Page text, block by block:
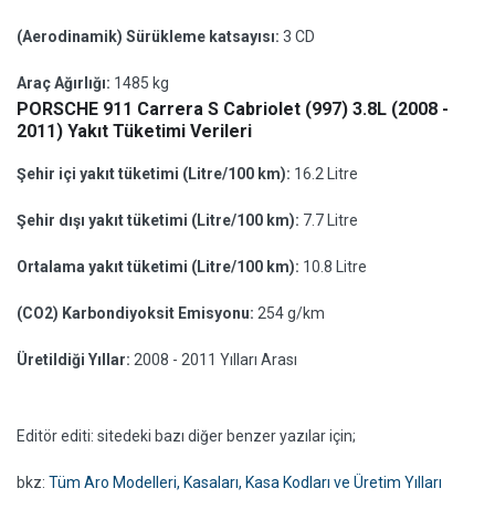
(Aerodinamik) Sürükleme katsayısı: 3 CD
Araç Ağırlığı: 1485 kg
PORSCHE 911 Carrera S Cabriolet (997) 3.8L (2008 -
2011) Yakıt Tüketimi Verileri
Şehir içi yakıt tüketimi (Litre/100 km): 16.2 Litre
Şehir dışı yakıt tüketimi (Litre/100 km): 7.7 Litre
Ortalama yakıt tüketimi (Litre/100 km): 10.8 Litre
(CO2) Karbondiyoksit Emisyonu: 254 g/km
Üretildiği Yıllar: 2008 - 2011 Yılları Arası
Editör editi: sitedeki bazı diğer benzer yazılar için;
bkz: Tüm Aro Modelleri, Kasaları, Kasa Kodları ve Üretim Yılları